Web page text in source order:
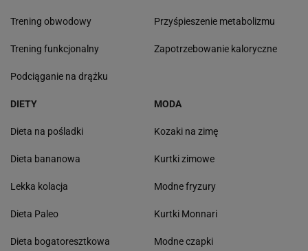
Trening obwodowy
Trening funkcjonalny
Podciąganie na drążku
Przyśpieszenie metabolizmu
Zapotrzebowanie kaloryczne
DIETY
Dieta na pośladki
Dieta bananowa
Lekka kolacja
Dieta Paleo
Dieta bogatoresztkowa
MODA
Kozaki na zimę
Kurtki zimowe
Modne fryzury
Kurtki Monnari
Modne czapki